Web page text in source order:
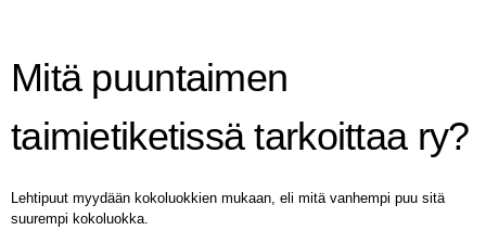
Mitä puuntaimen
taimietiketissä tarkoittaa ry?
Lehtipuut myydään kokoluokkien mukaan, eli mitä vanhempi puu sitä
suurempi kokoluokka.